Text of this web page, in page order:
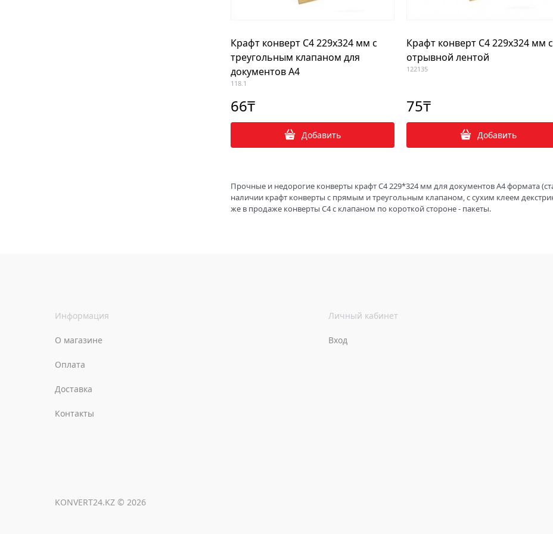
Крафт конверт C4 229х324 мм с
треугольным клапаном для
документов А4
118.1
66₸
Добавить
Крафт конверт C4 229х324 мм с
отрывной лентой
122135
75₸
Добавить
Прочные и недорогие конверты крафт С4 229*324 мм для документов А4 формата
наличии крафт конверты с прямым и треугольным клапаном, с сухим клеем
же в продаже конверты С4 с клапаном по короткой стороне - пакеты.
Информация
О магазине
Оплата
Доставка
Контакты
Личный кабинет
Вход
KONVERT24.KZ © 2026